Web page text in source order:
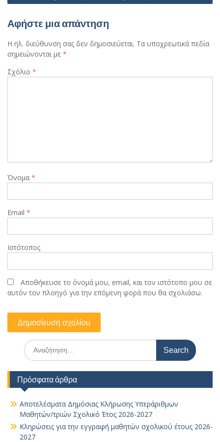
Αφήστε μια απάντηση
Η ηλ. διεύθυνση σας δεν δημοσιεύεται. Τα υποχρεωτικά πεδία
σημειώνονται με *
Σχόλιο *
Όνομα *
Email *
Ιστότοπος
Αποθήκευσε το όνομά μου, email, και τον ιστότοπο μου σε
αυτόν τον πλοηγό για την επόμενη φορά που θα σχολιάσω.
Search
for:
Πρόσφατα άρθρα
Αποτελέσματα Δημόσιας Κλήρωσης Υπεράριθμων
Μαθητών/τριών Σχολικό Έτος 2026-2027
Κληρώσεις για την εγγραφή μαθητών σχολικού έτους 2026-
2027